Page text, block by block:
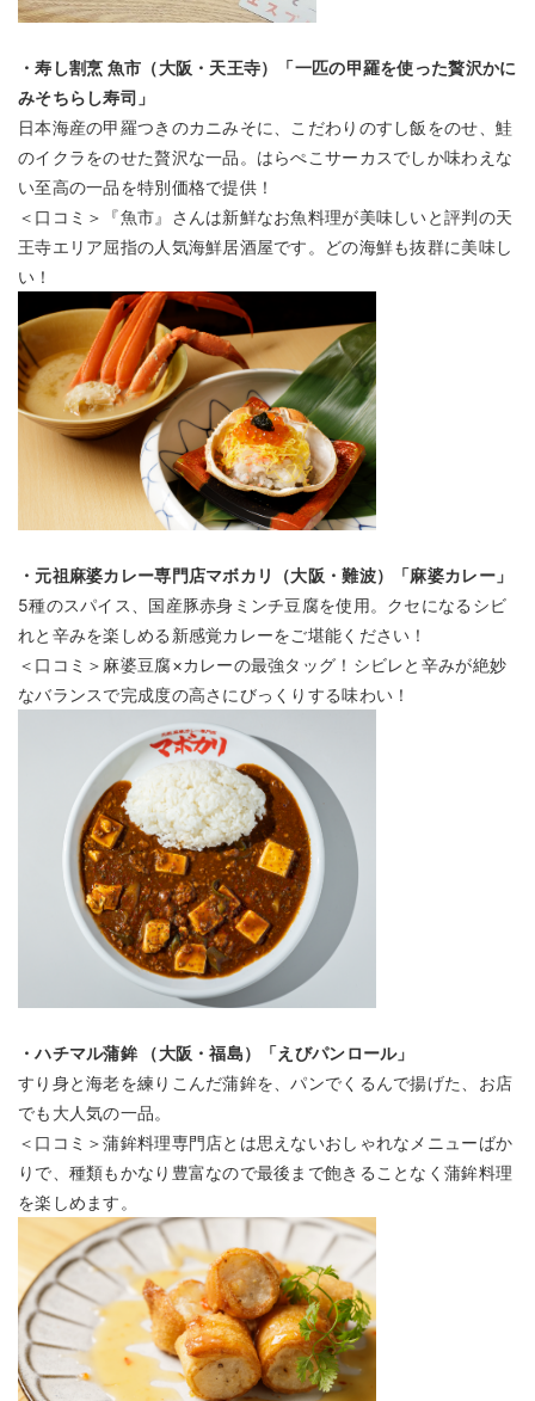
・寿し割烹 魚市（大阪・天王寺）「一匹の甲羅を使った贅沢かに
みそちらし寿司」
日本海産の甲羅つきのカニみそに、こだわりのすし飯をのせ、鮭
のイクラをのせた贅沢な一品。はらぺこサーカスでしか味わえな
い至高の一品を特別価格で提供！
＜口コミ＞『魚市』さんは新鮮なお魚料理が美味しいと評判の天
王寺エリア屈指の人気海鮮居酒屋です。どの海鮮も抜群に美味し
い！
・元祖麻婆カレー専門店マボカリ（大阪・難波）「麻婆カレー」
5種のスパイス、国産豚赤身ミンチ豆腐を使用。クセになるシビ
れと辛みを楽しめる新感覚カレーをご堪能ください！
＜口コミ＞麻婆豆腐×カレーの最強タッグ！シビレと辛みが絶妙
なバランスで完成度の高さにびっくりする味わい！
・ハチマル蒲鉾 （大阪・福島）「えびパンロール」
すり身と海老を練りこんだ蒲鉾を、パンでくるんで揚げた、お店
でも大人気の一品。
＜口コミ＞蒲鉾料理専門店とは思えないおしゃれなメニューばか
りで、種類もかなり豊富なので最後まで飽きることなく蒲鉾料理
を楽しめます。